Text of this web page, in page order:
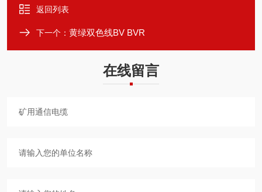
返回列表
下一个： 黄绿双色线BV BVR
在线留言